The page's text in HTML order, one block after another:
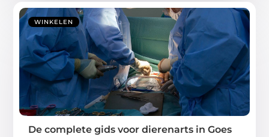
WINKELEN
De complete gids voor dierenarts in Goes